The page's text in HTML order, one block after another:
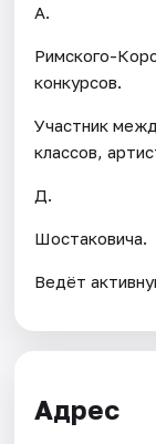
А.
Римского-
конкурсов.
Участник
классов,
Д.
Шостаковича.
Ведёт
Адрес